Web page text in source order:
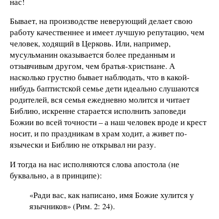
Бывает, на производстве неверующий делает свою
работу качественнее и имеет лучшую репутацию, чем
человек, ходящий в Церковь. Или, например,
мусульманин оказывается более преданным и
отзывчивым другом, чем братья-христиане. А
насколько грустно бывает наблюдать, что в какой-
нибудь баптистской семье дети идеально слушаются
родителей, вся семья ежедневно молится и читает
Библию, искренне старается исполнить заповеди
Божии во всей точности – а наш человек вроде и крест
носит, и по праздникам в храм ходит, а живет по-
язычески и Библию не открывал ни разу.
И тогда на нас исполняются слова апостола (не
буквально, а в принципе):
«Ради вас, как написано, имя Божие хулится у
язычников» (Рим. 2: 24).